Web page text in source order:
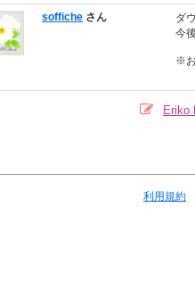
soffiche さん
ダ
今
※
Eriko
利用規約